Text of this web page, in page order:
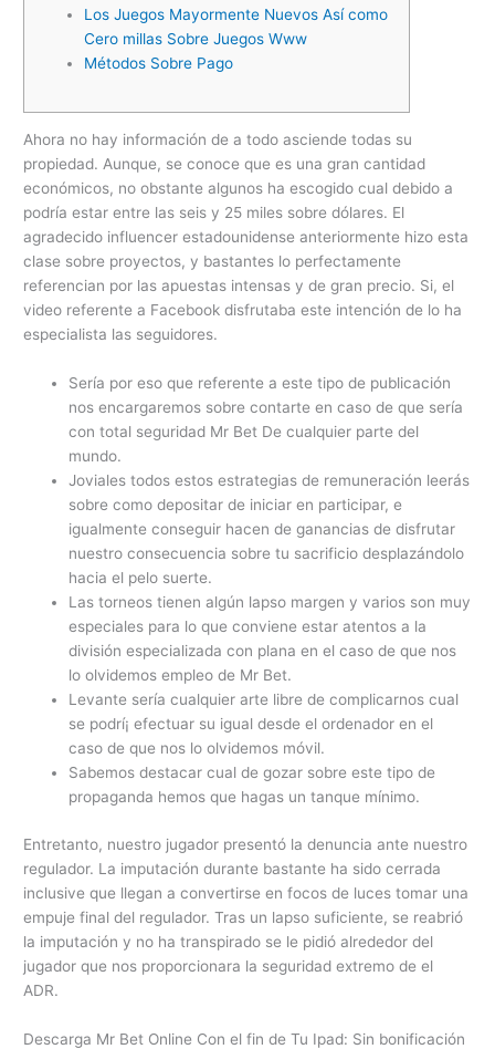
Los Juegos Mayormente Nuevos Así­ como
Cero millas Sobre Juegos Www
Métodos Sobre Pago
Ahora no hay información de a todo asciende todas su
propiedad. Aunque, se conoce que es una gran cantidad
económicos, no obstante algunos ha escogido cual debido a
podría estar entre las seis y 25 miles sobre dólares. El
agradecido influencer estadounidense anteriormente hizo esta
clase sobre proyectos, y bastantes lo perfectamente
referencian por las apuestas intensas y de gran precio. Si, el
video referente a Facebook disfrutaba este intención de lo ha
especialista las seguidores.
Serí­a por eso que referente a este tipo de publicación
nos encargaremos sobre contarte en caso de que serí­a
con total seguridad Mr Bet De cualquier parte del
mundo.
Joviales todos estos estrategias de remuneración leerás
sobre como depositar de iniciar en participar, e
igualmente conseguir hacen de ganancias de disfrutar
nuestro consecuencia sobre tu sacrificio desplazándolo
hacia el pelo suerte.
Las torneos tienen algún lapso margen y varios son muy
especiales para lo que conviene estar atentos a la
división especializada con plana en el caso de que nos
lo olvidemos empleo de Mr Bet.
Levante serí­a cualquier arte libre de complicarnos cual
se podrí¡ efectuar su igual desde el ordenador en el
caso de que nos lo olvidemos móvil.
Sabemos destacar cual de gozar sobre este tipo de
propaganda hemos que hagas un tanque mínimo.
Entretanto, nuestro jugador presentó la denuncia ante nuestro
regulador. La imputación durante bastante ha sido cerrada
inclusive que llegan a convertirse en focos de luces tomar una
empuje final del regulador. Tras un lapso suficiente, se reabrió
la imputación y no ha transpirado se le pidió alrededor del
jugador que nos proporcionara la seguridad extremo de el
ADR.
Descarga Mr Bet Online Con el fin de Tu Ipad: Sin bonificación